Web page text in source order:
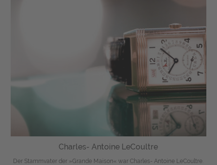
Charles- Antoine LeCoultre
Der Stammvater der »Grande Maison« war Charles- Antoine LeCoultre.